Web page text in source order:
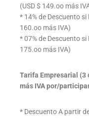
(USD $ 149.oo más
* 14% de Descuento
160.oo más IVA)
* 07% de Descuento
175.oo más IVA)
Tarifa Empresarial (3
más IVA por/
* Descuento A partir